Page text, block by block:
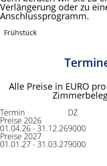
Verlängerung oder zu
Anschlussprogramm.
Frühstück
Alle Preise in EURO
Termin DZ
Preise 2026
01.04.26 - 31.12.269000
Preise 2027
01.01.27 - 31.03.279000